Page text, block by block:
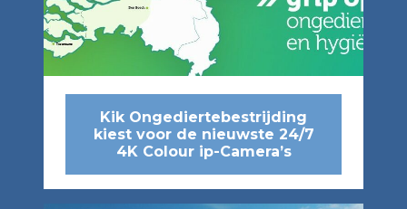
Kik Ongediertebestrijding
kiest voor de nieuwste 24/7
4K Colour ip-Camera’s